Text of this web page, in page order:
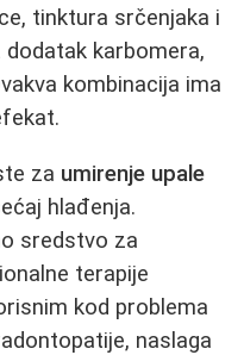
tinktura srčenjaka i
karbomera,
kombinacija ima
za umirenje upale
hlađenja.
sredstvo za
terapije
kod problema
naslaga